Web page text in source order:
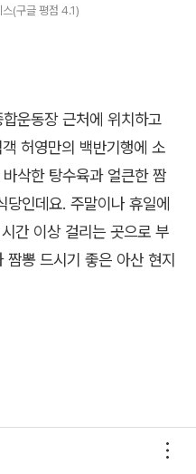
(구글 평점 4.1)
운동장 근처에 위치하고
허영만의 백반기행에 소
삭한 탕수육과 얼큰한 짬
인데요. 주말이나 휴일에
간 이상 걸리는 곳으로 부
뽕 드시기 좋은 아산 현지